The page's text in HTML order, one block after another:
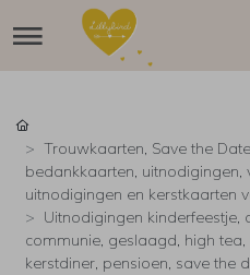
Trouwkaarten, Save the
bedankkaarten,
uitnodigingen en kerstkaarten
Uitnodigingen
communie, geslaagd, high
kerstdiner, pensioen, save the